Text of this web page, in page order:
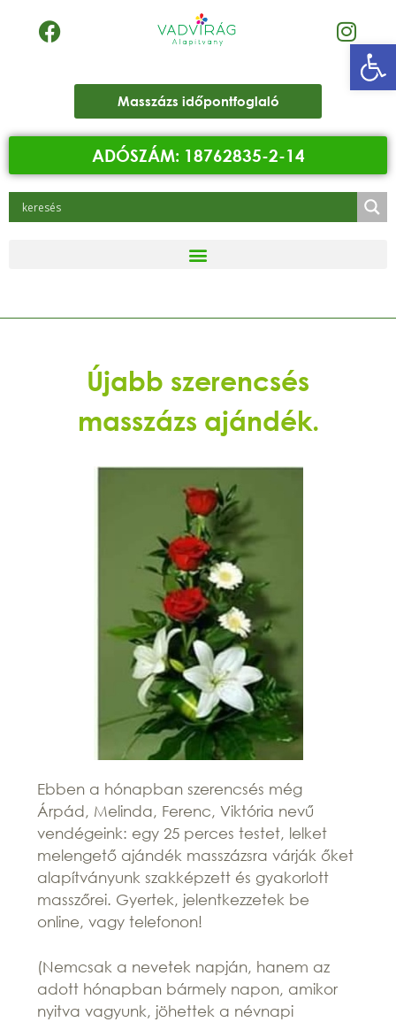
Masszázs időpontfoglaló
ADÓSZÁM: 18762835-2-14
Újabb szerencsés
masszázs ajándék.
Ebben a hónapban szerencsés még
Árpád, Melinda, Ferenc, Viktória nevű
vendégeink: egy 25 perces testet, lelket
melengető ajándék masszázsra várják őket
alapítványunk szakképzett és gyakorlott
masszőrei. Gyertek, jelentkezzetek be
online, vagy telefonon!
(Nemcsak a nevetek napján, hanem az
adott hónapban bármely napon, amikor
nyitva vagyunk, jöhettek a névnapi